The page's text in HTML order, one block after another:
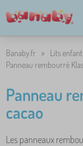
Banaby.fr » Lits enfant
Panneau rembourré
Panneau
cacao
Les panneaux